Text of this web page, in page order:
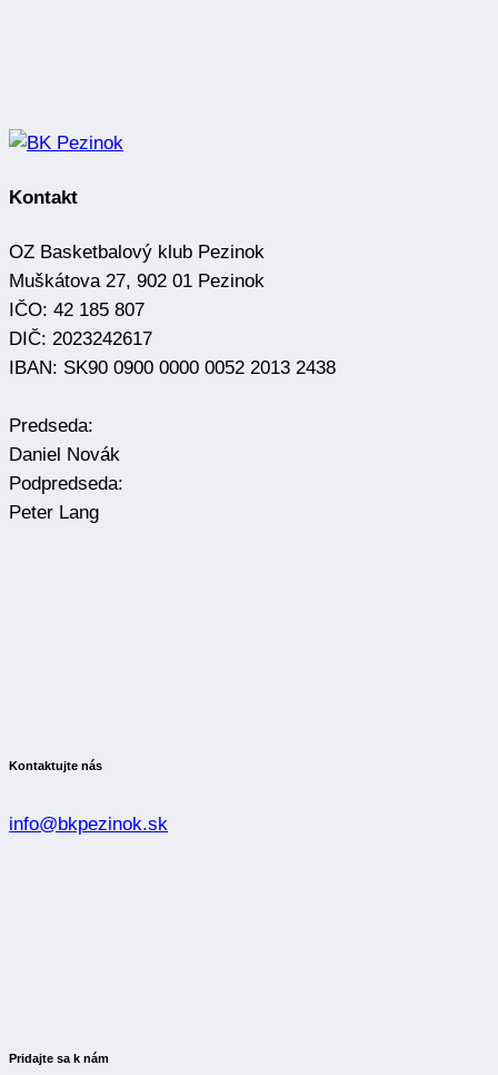
Kontakt
OZ Basketbalový klub Pezinok
Muškátova 27, 902 01 Pezinok
IČO: 42 185 807
DIČ: 2023242617
IBAN: SK90 0900 0000 0052 2013 2438
Predseda:
Daniel Novák
Podpredseda:
Peter Lang
Kontaktujte nás
info@bkpezinok.sk
Pridajte sa k nám